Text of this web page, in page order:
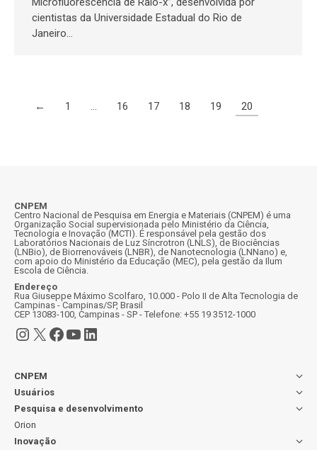
cientistas da Universidade Estadual do Rio de
Janeiro…
← 1 … 16 17 18 19 20
CNPEM
Centro Nacional de Pesquisa em Energia e Materiais (CNPEM) é uma
Organização Social supervisionada pelo Ministério da Ciência,
Tecnologia e Inovação (MCTI). É responsável pela gestão dos
Laboratórios Nacionais de Luz Síncrotron (LNLS), de Biociências
(LNBio), de Biorrenováveis (LNBR), de Nanotecnologia (LNNano) e,
com apoio do Ministério da Educação (MEC), pela gestão da Ilum
Escola de Ciência.
Endereço
Rua Giuseppe Máximo Scolfaro, 10.000 - Polo II de Alta Tecnologia de
Campinas - Campinas/SP, Brasil
CEP 13083-100, Campinas - SP - Telefone: +55 19 3512-1000
Instagram
X Facebook
Youtube
LinkedIn
CNPEM
Usuários
Pesquisa e desenvolvimento
Orion
Inovação